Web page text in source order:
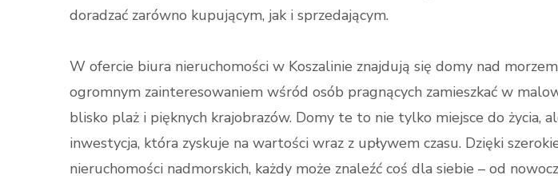
doradzać zarówno kupującym, jak i sprzedającym.
W ofercie biura nieruchomości w Koszalinie znajdują się domy nad
ogromnym zainteresowaniem wśród osób pragnących zamieszkać w
blisko plaż i pięknych krajobrazów. Domy te to nie tylko miejsce do życia,
inwestycja, która zyskuje na wartości wraz z upływem czasu. Dzięki
nieruchomości nadmorskich, każdy może znaleźć coś dla siebie – od